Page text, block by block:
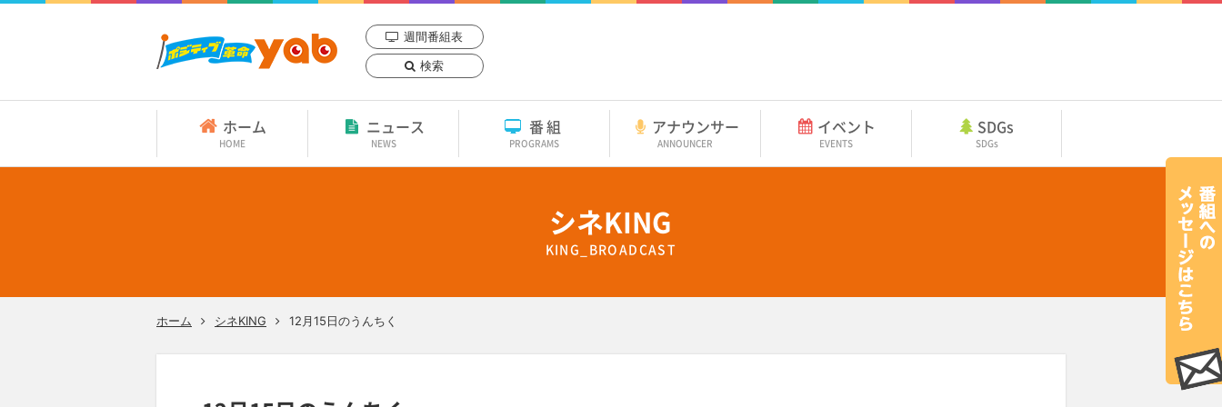
週間番組表
検索
ホーム
HOME
ニュース
NEWS
番組
PROGRAMS
アナウンサー
ANNOUNCER
イベント
EVENTS
SDGs
SDGs
シネKING
KING_BROADCAST
ホーム シネKING 12月15日のうんちく